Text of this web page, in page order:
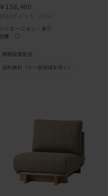
1584ポイント （1％）
￥158,400
バリエーション：あり
在庫：○